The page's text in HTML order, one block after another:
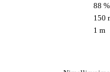
88 %
150
1 m